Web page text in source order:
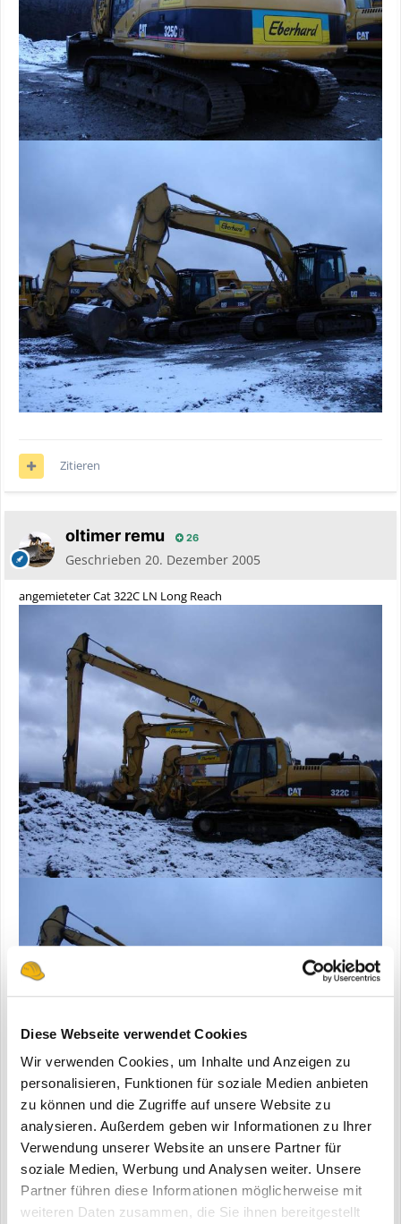
Diese Webseite verwendet Cookies
Wir verwenden Cookies, um Inhalte und Anzeigen zu
personalisieren, Funktionen für soziale Medien anbieten
zu können und die Zugriffe auf unsere Website zu
analysieren. Außerdem geben wir Informationen zu Ihrer
Verwendung unserer Website an unsere Partner für
soziale Medien, Werbung und Analysen weiter. Unsere
Partner führen diese Informationen möglicherweise mit
weiteren Daten zusammen, die Sie ihnen bereitgestellt
Zitieren
oltimer remu 26
Geschrieben 20. Dezember 2005
angemieteter Cat 322C LN Long Reach